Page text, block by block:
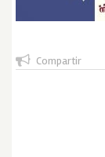
Compartir